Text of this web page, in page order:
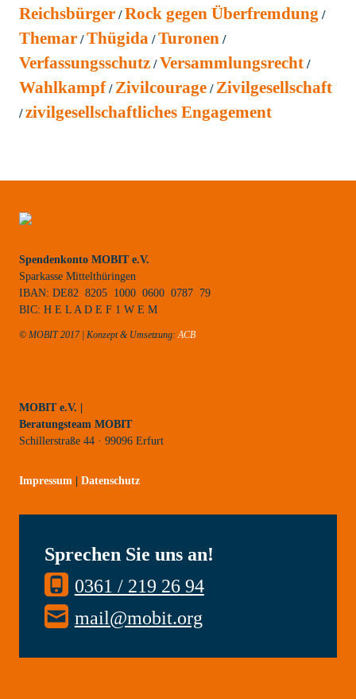
Reichsbürger Rock gegen Überfremdung
Themar Thügida Turonen
Verfassungsschutz Versammlungsrecht
Wahlkampf Zivilcourage Zivilgesellschaft
zivilgesellschaftliches Engagement
Spendenkonto MOBIT e.V.
Sparkasse Mittelthüringen
IBAN: DE82 8205 1000 0600 0787 79
BIC: H E L A D E F 1 W E M
© MOBIT 2017 | Konzept & Umsetzung:ACB
MOBIT e.V. |
Beratungsteam MOBIT
Schillerstraße 44 · 99096 Erfurt
Impressum Datenschutz
Sprechen Sie uns an!
0361 / 219 26 94
mail@mobit.org